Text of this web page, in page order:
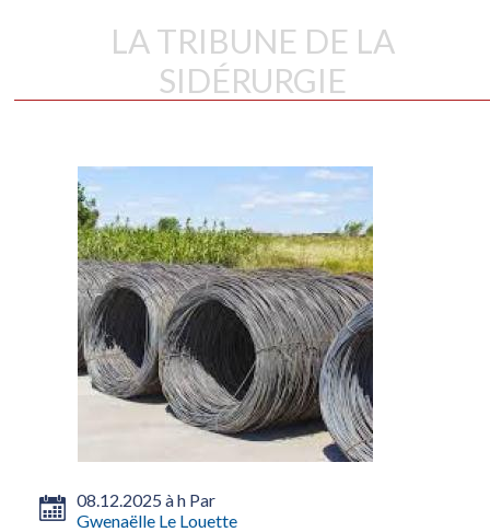
LA TRIBUNE DE LA
SIDÉRURGIE
08.12.2025 à h Par
Gwenaëlle Le Louette